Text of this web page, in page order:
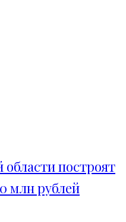
построят
млн рублей